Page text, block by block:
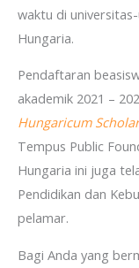
waktu di
Hungaria.
Pendaftaran
akademik 2021 –
Hungaricum
Tempus Public
Hungaria ini juga
Pendidikan dan
pelamar.
Bagi Anda yang